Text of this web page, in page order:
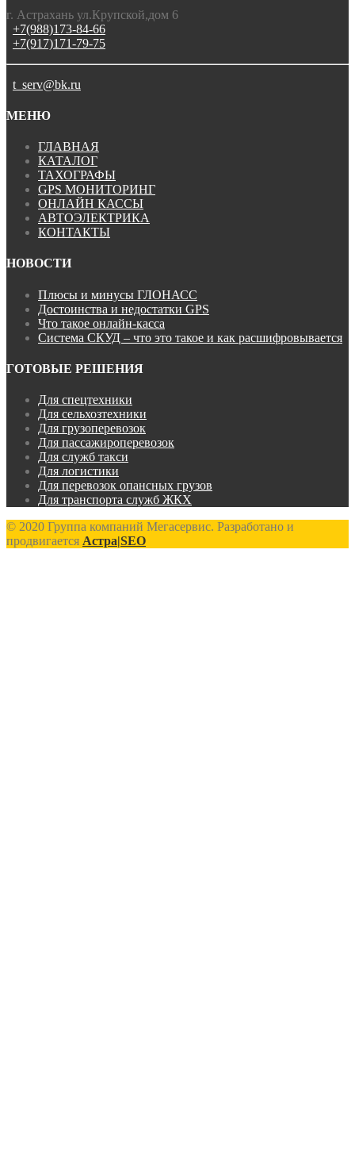
г. Астрахань ул.Крупской,дом 6
+7(988)173-84-66
+7(917)171-79-75
t_serv@bk.ru
МЕНЮ
ГЛАВНАЯ
КАТАЛОГ
ТАХОГРАФЫ
GPS МОНИТОРИНГ
ОНЛАЙН КАССЫ
АВТОЭЛЕКТРИКА
КОНТАКТЫ
НОВОСТИ
Плюсы и минусы ГЛОНАСС
Достоинства и недостатки GPS
Что такое онлайн-касса
Система СКУД – что это такое и как расшифровывается
ГОТОВЫЕ РЕШЕНИЯ
Для спецтехники
Для сельхозтехники
Для грузоперевозок
Для пассажироперевозок
Для служб такси
Для логистики
Для перевозок опансных грузов
Для транспорта служб ЖКХ
© 2020 Группа компаний Мегасервис. Разработано и
продвигается Астра|SEO